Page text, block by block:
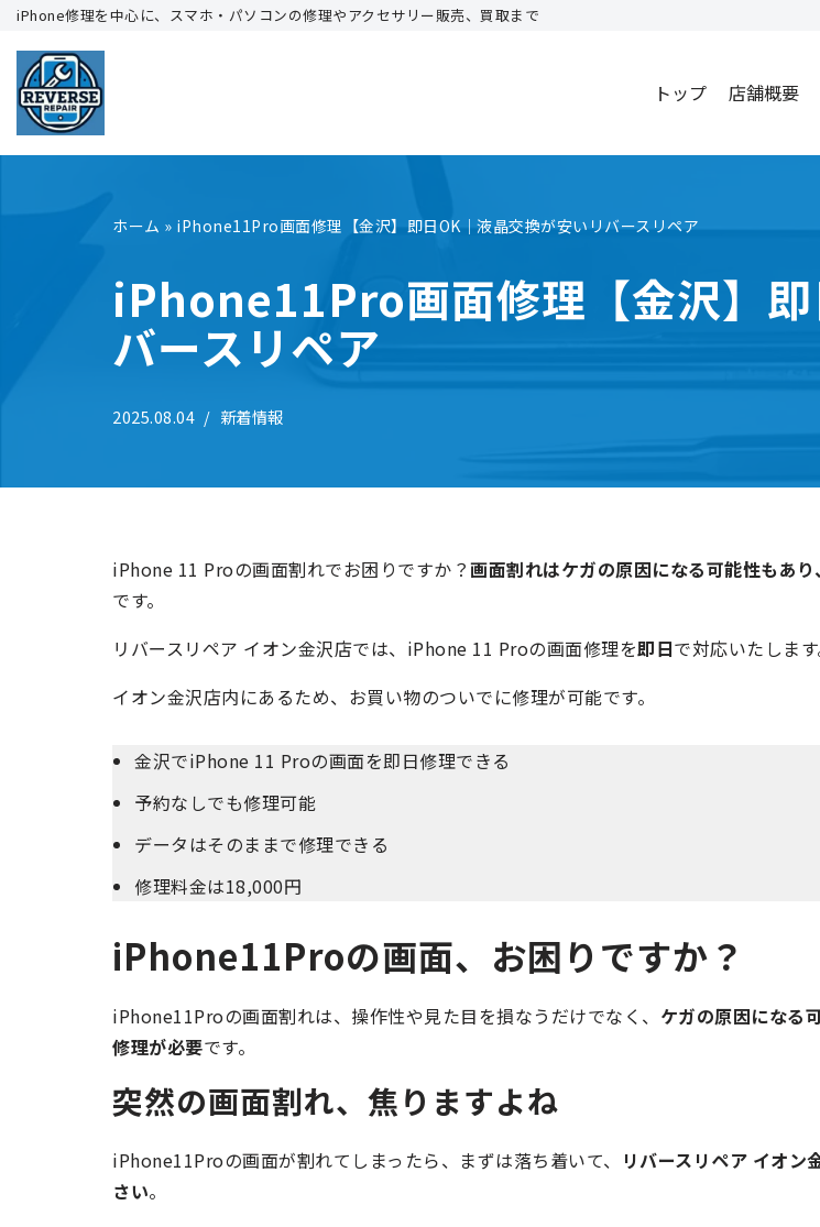
コ
ン
テ
ン
iPhone修理を中心に、スマホ・パソコンの修理やアクセサリー販売、買取まで
トップ 店舗概要
ホーム » iPhone11Pro画面修理【金沢】即日OK｜液晶交換が安いリバースリペア
iPhone11Pro画面修理【金沢】即
バースリペア
2025.08.04 新着情報
iPhone 11 Proの画面割れでお困りですか？画面割れはケガの原因になる可能性もあ
です。
リバースリペア イオン金沢店では、iPhone 11 Proの画面修理を即日で対応いたします
イオン金沢店内にあるため、お買い物のついでに修理が可能です。
金沢でiPhone 11 Proの画面を即日修理できる
予約なしでも修理可能
データはそのままで修理できる
修理料金は18,000円
iPhone11Proの画面、お困りですか？
iPhone11Proの画面割れは、操作性や見た目を損なうだけでなく、 ケガの原因になる
修理が必要です。
突然の画面割れ、焦りますよね
iPhone11Proの画面が割れてしまったら、まずは落ち着いて、
リバースリペア イオン
さい。